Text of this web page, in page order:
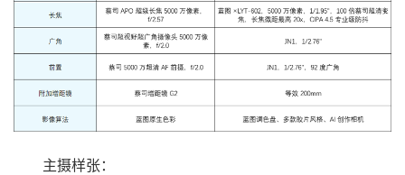
主摄样张：